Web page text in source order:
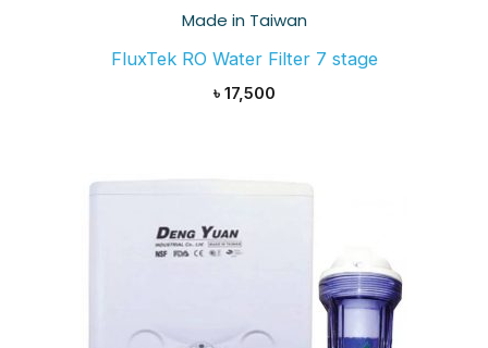
Made in Taiwan
FluxTek RO Water Filter 7 stage
৳ 17,500